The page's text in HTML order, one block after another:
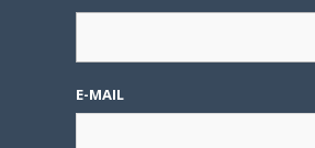
Additional Forum Statistics
Welcome to our newest member,
Most users ever online was 8 on 6 June
E-MAIL